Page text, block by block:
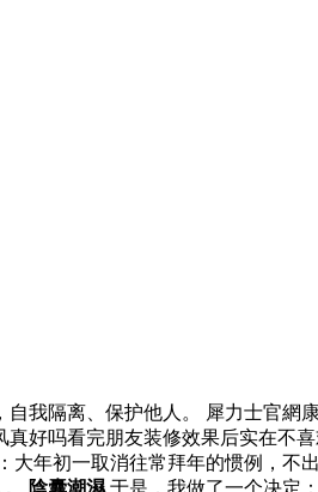
我隔离、保护他人。 犀力士官網
好吗看完朋友装修效果后实在不喜
年初一取消往常拜年的惯例，不
陰囊潮濕于是，我做了一个决定